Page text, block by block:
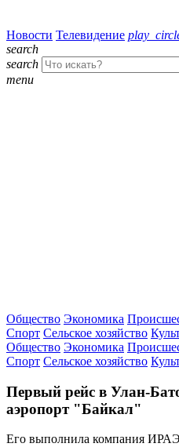
Новости Телевидение
search
search
menu
Общество Экономика
Спорт Сельское хозяйство
Общество Экономика
Спорт Сельское хозяйство
Первый рейс в Улан-
аэропорт "Байкал"
Его выполнила компания